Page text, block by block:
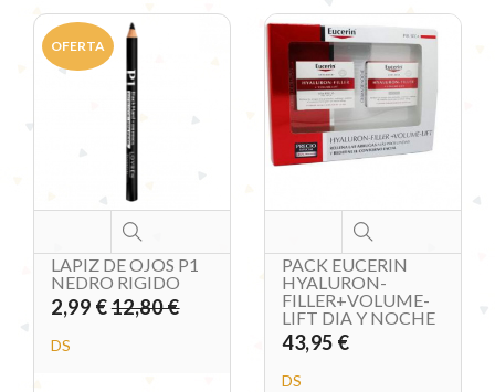
OFERTA
LAPIZ DE OJOS P1
NEDRO RIGIDO
2,99 €12,80 €
DS
PACK EUCERIN
HYALURON-
FILLER+VOLUME-
LIFT DIA Y NOCHE
43,95 €
DS